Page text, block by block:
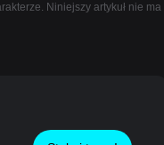
Niniejszy artykuł nie ma